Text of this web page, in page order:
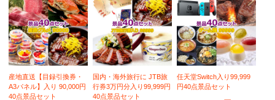
産地直送【目録引換券・
A3パネル】入り 90,000円
40点景品セット
国内・海外旅行に JTB旅
行券3万円分入り99,999円
40点景品セット
任天堂Switch入り99,999
円40点景品セット